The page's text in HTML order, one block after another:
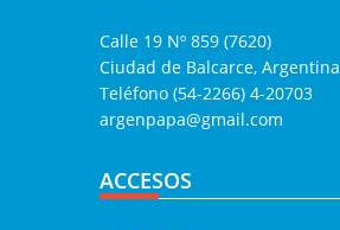
Calle 19 Nº 859 (7620)
Ciudad de Balcarce, Argentina
Teléfono (54-2266) 4-20703
argenpapa@gmail.com
ACCESOS